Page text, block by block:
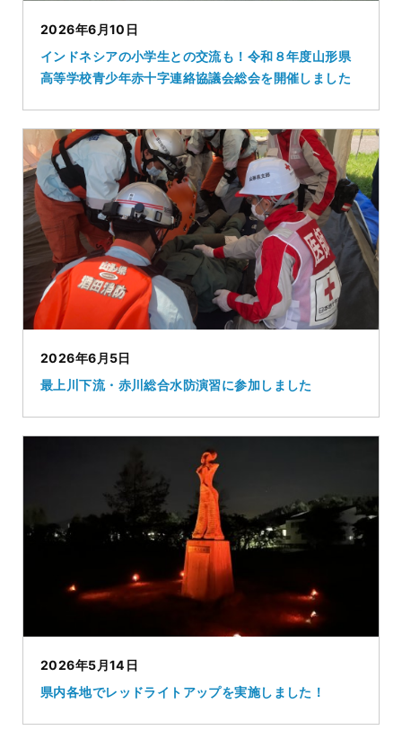
2026年6月10日
インドネシアの小学生との交流も！令和８年度山形県
高等学校青少年赤十字連絡協議会総会を開催しました
2026年6月5日
最上川下流・赤川総合水防演習に参加しました
2026年5月14日
県内各地でレッドライトアップを実施しました！